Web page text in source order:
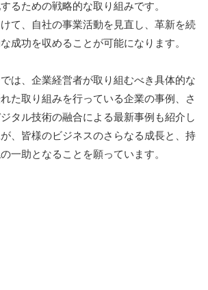
るための戦略的な取り組みです。
て、自社の事業活動を見直し、革新を続
成功を収めることが可能になります。
は、企業経営者が取り組むべき具体的な
た取り組みを行っている企業の事例、さ
タル技術の融合による最新事例も紹介し
、皆様のビジネスのさらなる成長と、持
一助となることを願っています。